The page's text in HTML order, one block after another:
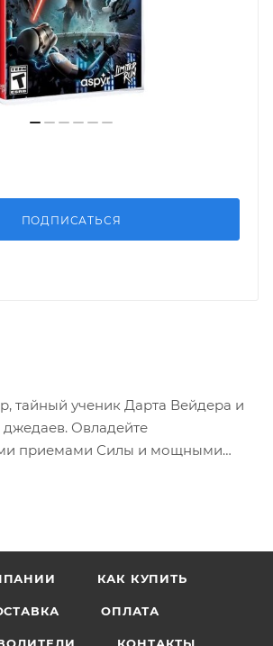
ПОДПИСАТЬСЯ
тайный ученик Дарта Вейдера и
джедаев. Овладейте
приемами Силы и мощными
КАК КУПИТЬ
ОПЛАТА